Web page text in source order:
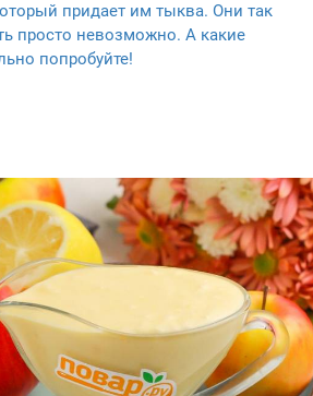
придает им тыква. Они так
просто невозможно. А какие
попробуйте!